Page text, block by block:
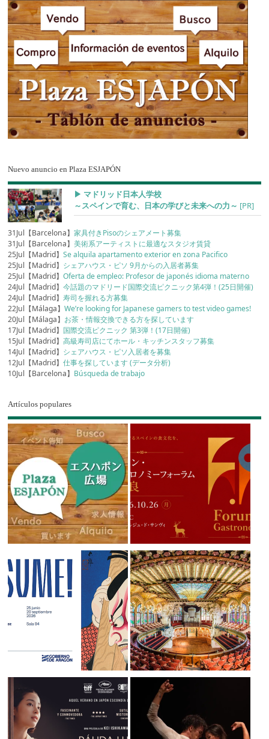
Nuevo anuncio en Plaza ESJAPÓN
▶︎ マドリッド日本人学校
～スペインで育む、日本の学びと未来への力～ [PR]
31Jul【Barcelona】家具付きPisoのシェアメート募集
31Jul【Barcelona】美術系アーティストに最適なスタジオ賃貸
25Jul【Madrid】Se alquila apartamento exterior en zona Pacifico
25Jul【Madrid】 シェアハウス・ピソ 9月からの入居者募集
25Jul【Madrid】Oferta de empleo: Profesor de japonés idioma materno
24Jul【Madrid】今話題のマドリード国際交流ピクニック第4弾！(25日開催)
24Jul【Madrid】寿司を握れる方募集
22Jul【Málaga】We’re looking for Japanese gamers to test video games!
20Jul【Málaga】 お茶・情報交換できる方を探しています
17Jul【Madrid】 国際交流ピクニック 第3弾！(17日開催)
15Jul【Madrid】高級寿司店にてホール・キッチンスタッフ募集
14Jul【Madrid】 シェアハウス・ピソ入居者を募集
12Jul【Madrid】仕事を探しています (データ分析)
10Jul【Barcelona】 Búsqueda de trabajo
Artículos populares